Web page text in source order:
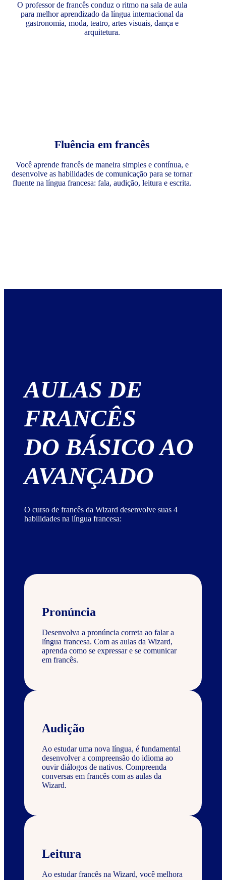
O professor de francês conduz o ritmo na sala de aula
para melhor aprendizado da língua internacional da
gastronomia, moda, teatro, artes visuais, dança e
arquitetura.
Fluência em francês
Você aprende francês de maneira simples e contínua, e
desenvolve as habilidades de comunicação para se tornar
fluente na língua francesa: fala, audição, leitura e escrita.
AULAS DE
FRANCÊS
DO BÁSICO AO
AVANÇADO
O curso de francês da Wizard desenvolve suas 4
habilidades na língua francesa:
Pronúncia
Desenvolva a pronúncia correta ao falar a
língua francesa. Com as aulas da Wizard,
aprenda como se expressar e se comunicar
em francês.
Audição
Ao estudar uma nova língua, é fundamental
desenvolver a compreensão do idioma ao
ouvir diálogos de nativos. Compreenda
conversas em francês com as aulas da
Wizard.
Leitura
Ao estudar francês na Wizard, você melhora